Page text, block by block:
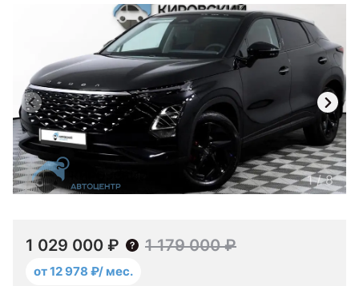
1/8
1 029 000 ₽ 1 179 000 ₽
от 12 978 ₽/ мес.